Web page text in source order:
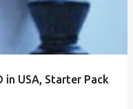
in USA, Starter Pack